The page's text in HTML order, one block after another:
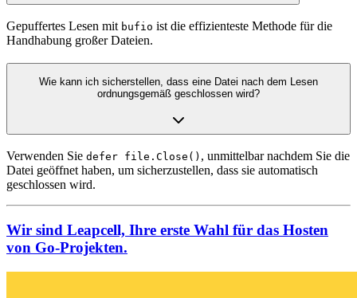
Gepuffertes Lesen mit bufio ist die effizienteste Methode für die
Handhabung großer Dateien.
Wie kann ich sicherstellen, dass eine Datei nach dem Lesen
ordnungsgemäß geschlossen wird?
Verwenden Sie defer file.Close() , unmittelbar nachdem Sie die
Datei geöffnet haben, um sicherzustellen, dass sie automatisch
geschlossen wird.
Wir sind Leapcell, Ihre erste Wahl für das Hosten
von Go-Projekten.